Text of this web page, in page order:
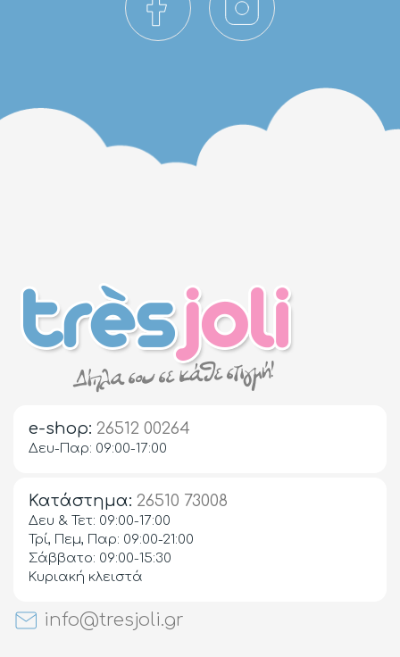
e-shop: 26512 00264
Δευ-Παρ: 09:00-17:00
Κατάστημα: 26510 73008
Δευ & Τετ: 09:00-17:00
Τρί, Πεμ, Παρ: 09:00-21:00
Σάββατο: 09:00-15:30
Κυριακή κλειστά
info@tresjoli.gr